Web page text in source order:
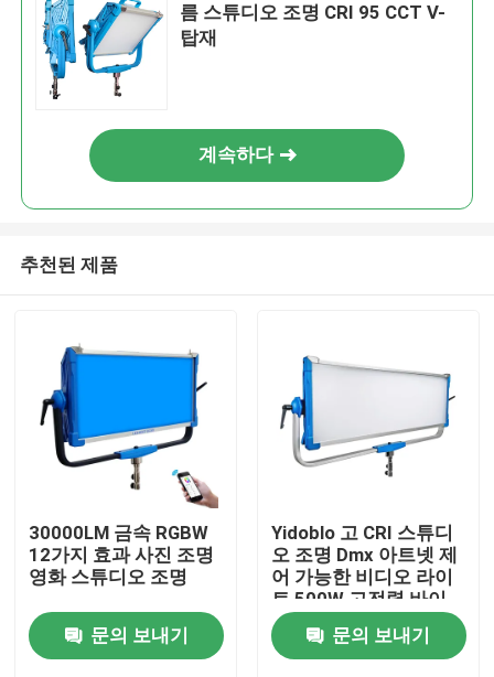
름 스튜디오 조명 CRI 95 CCT V-
탑재
계속하다
추천된 제품
30000LM 금속 RGBW
12가지 효과 사진 조명
영화 스튜디오 조명
문의 보내기
Yidoblo 고 CRI 스튜디
오 조명 Dmx 아트넷 제
어 가능한 비디오 라이
트 500W 고전력 바이
컬러 LED 소프트 패널
라이트 문의 보내기